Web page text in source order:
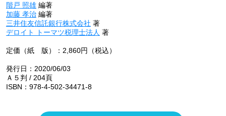
階戸 照雄編著
加藤 孝治編著
三井住友信託銀行株式会社 著
デロイト トーマツ税理士法人 著
定価（紙 版）：2,860円（税込）
発行日：2020/06/03
Ａ５判 / 204頁
ISBN：978-4-502-34471-8